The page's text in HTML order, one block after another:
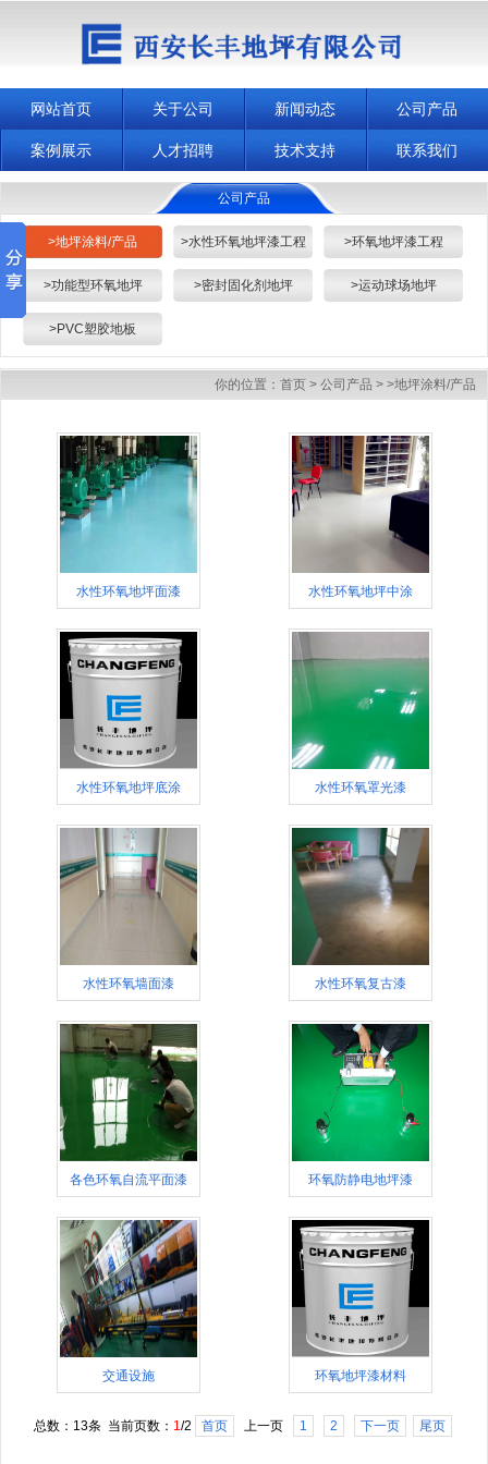
网站首页 关于公司 新闻动态 公司产品
案例展示 人才招聘 技术支持 联系我们
公司产品
>地坪涂料/产品 >水性环氧地坪漆工程 >环氧地坪漆工程
>功能型环氧地坪 >密封固化剂地坪 >运动球场地坪
>PVC塑胶地板
你的位置： 首页 > 公司产品 > >地坪涂料/产品
水性环氧地坪面漆 水性环氧地坪中涂
水性环氧地坪底涂 水性环氧罩光漆
水性环氧墙面漆 水性环氧复古漆
各色环氧自流平面漆 环氧防静电地坪漆
交通设施 环氧地坪漆材料
总数：13条 当前页数： 1 /2 首页 上一页 1 2 下一页 尾页